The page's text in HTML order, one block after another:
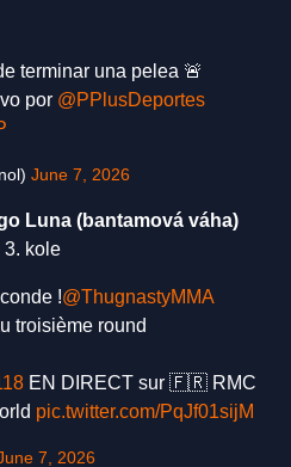
terminar una pelea 🚨
por @PPlusDeportes
June 7, 2026
Luna (bantamová váha)
3. kole
!@ThugnastyMMA
troisième round
EN DIRECT sur 🇫🇷 RMC
pic.twitter.com/PqJf01sijM
7, 2026